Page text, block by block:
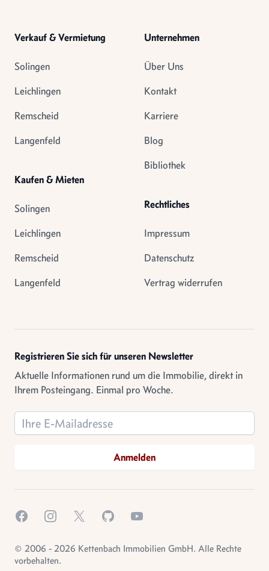
Verkauf & Vermietung
Solingen
Leichlingen
Remscheid
Langenfeld
Kaufen & Mieten
Solingen
Leichlingen
Remscheid
Langenfeld
Unternehmen
Über Uns
Kontakt
Karriere
Blog
Bibliothek
Rechtliches
Impressum
Datenschutz
Vertrag widerrufen
Registrieren Sie sich für unseren Newsletter
Aktuelle Informationen rund um die Immobilie, direkt in
Ihrem Posteingang. Einmal pro Woche.
Email address
Anmelden
FacebookInstagramX.com GitHub YouTube
© 2006 - 2026 Kettenbach Immobilien GmbH. Alle Rechte
vorbehalten.